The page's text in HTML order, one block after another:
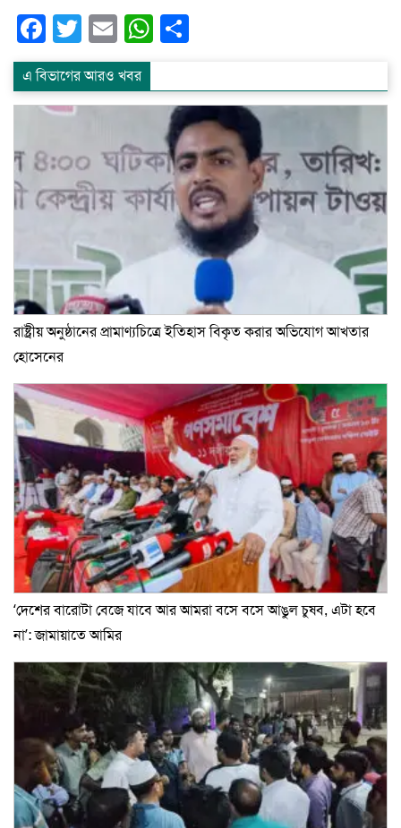
Facebook
Twitter
EmailWhatsApp
এ বিভাগের আরও খবর
রাষ্ট্রীয় অনুষ্ঠানের প্রামাণ্যচিত্রে ইতিহাস বিকৃত করার অভিযোগ আখতার
হোসেনের
‘দেশের বারোটা বেজে যাবে আর আমরা বসে বসে আঙুল চুষব, এটা হবে
না’: জামায়াতে আমির